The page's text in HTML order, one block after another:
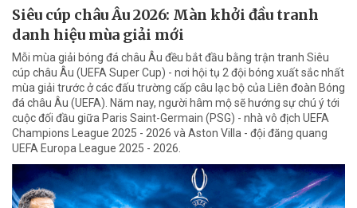
Siêu cúp châu Âu 2026: Màn khởi đầu tranh
danh hiệu mùa giải mới
Mỗi mùa giải bóng đá châu Âu đều bắt đầu bằng trận tranh Siêu
cúp châu Âu (UEFA Super Cup) - nơi hội tụ 2 đội bóng xuất sắc nhất
mùa giải trước ở các đấu trường cấp câu lạc bộ của Liên đoàn Bóng
đá châu Âu (UEFA). Năm nay, người hâm mộ sẽ hướng sự chú ý tới
cuộc đối đầu giữa Paris Saint-Germain (PSG) - nhà vô địch UEFA
Champions League 2025 - 2026 và Aston Villa - đội đăng quang
UEFA Europa League 2025 - 2026.